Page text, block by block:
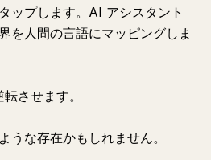
ップします。AI アシスタント
を人間の言語にマッピングしま
させます。
うな存在かもしれません。